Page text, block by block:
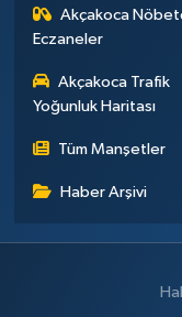
Akçakoca
Eczaneler
Akçakoca Trafik
Yoğunluk Haritası
Tüm Manşetler
Haber Arşivi